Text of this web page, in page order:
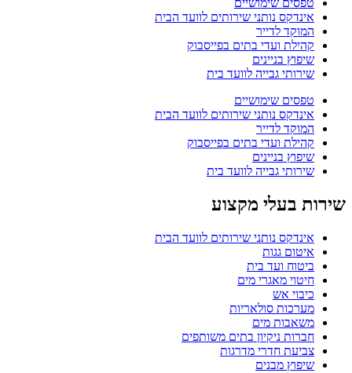
אינדקס נותני שירותים לוועד הבית
המוקד לדייר
קהילת ועדי בתים בפייסבוק
שיפוץ בניינים
שירותי גבייה לוועד בית
טפסים שימושיים
אינדקס נותני שירותים לוועד הבית
המוקד לדייר
קהילת ועדי בתים בפייסבוק
שיפוץ בניינים
שירותי גבייה לוועד בית
שירות בעלי מקצוע
אינדקס נותני שירותים לוועד הבית
איטום גגות
ביטוח ועד בית
חיטוי מאגרי מים
כיבוי אש
מערכות סולאריות
משאבות מים
חברות ניקיון בתים משותפים
צביעת חדרי מדרגות
שיפוץ מבנים